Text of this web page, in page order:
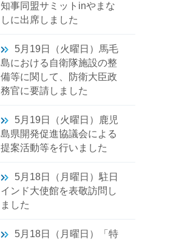
知事同盟サミットinやまな
しに出席しました
5月19日（火曜日）馬毛
島における自衛隊施設の整
備等に関して、防衛大臣政
務官に要請しました
5月19日（火曜日）鹿児
島県開発促進協議会による
提案活動等を行いました
5月18日（月曜日）駐日
インド大使館を表敬訪問し
ました
5月18日（月曜日）「特